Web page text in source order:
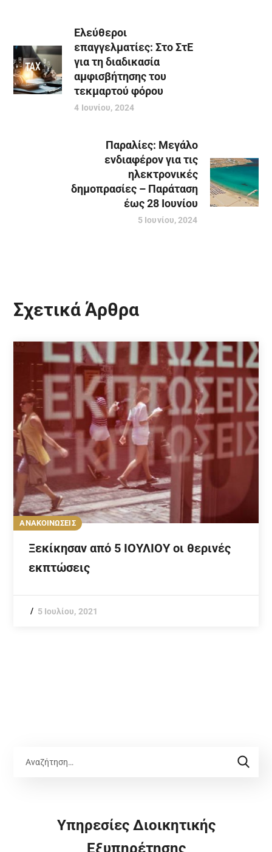
Ελεύθεροι
επαγγελματίες: Στο ΣτΕ
για τη διαδικασία
αμφισβήτησης του
τεκμαρτού φόρου
4 Ιουνίου, 2024
Παραλίες: Μεγάλο
ενδιαφέρον για τις
ηλεκτρονικές
δημοπρασίες – Παράταση
έως 28 Ιουνίου
5 Ιουνίου, 2024
Σχετικά Άρθρα
ΑΝΑΚΟΙΝΩΣΕΙΣ
Ξεκίκησαν από 5 ΙΟΥΛΙΟΥ οι θερινές
εκπτώσεις
5 Ιουλίου, 2021
Υπηρεσίες Διοικητικής
Εξυπηρέτησης